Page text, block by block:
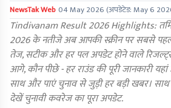
NewsTak Web04 May 2026(अपडेटेड:May 6
Tindivanam Result 2026 Highlights:
2026 के नतीजे अब आपकी स्क्रीन पर सबसे
तेज, सटीक और हर पल अपडेट होने वाले
आगे, कौन पीछे - हर राउंड की पूरी जानकारी
साथ और पाएं चुनाव से जुड़ी हर बड़ी खबर।
देखें चुनावी कवरेज का पूरा अपडेट.